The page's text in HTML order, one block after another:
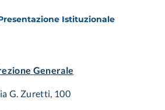
Istituzionale
Generale
G. Zuretti, 100